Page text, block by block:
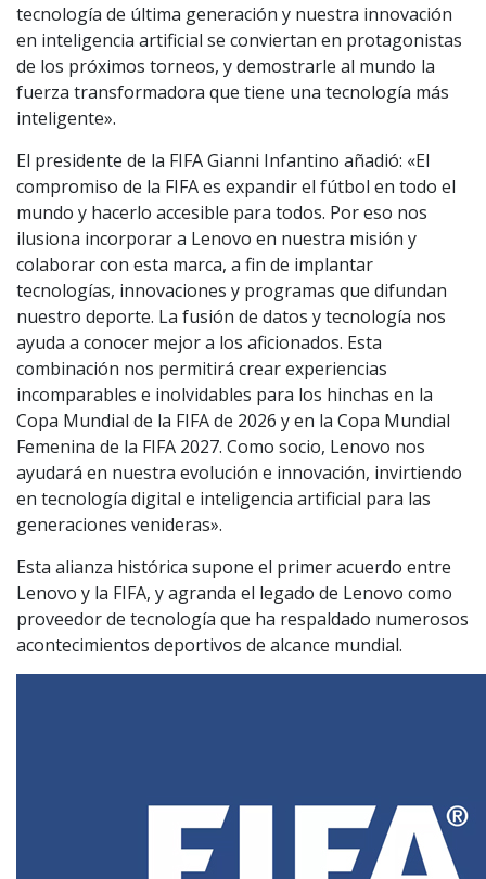
tecnología de última generación y nuestra innovación
en inteligencia artificial se conviertan en protagonistas
de los próximos torneos, y demostrarle al mundo la
fuerza transformadora que tiene una tecnología más
inteligente».
El presidente de la FIFA Gianni Infantino añadió: «El
compromiso de la FIFA es expandir el fútbol en todo el
mundo y hacerlo accesible para todos. Por eso nos
ilusiona incorporar a Lenovo en nuestra misión y
colaborar con esta marca, a fin de implantar
tecnologías, innovaciones y programas que difundan
nuestro deporte. La fusión de datos y tecnología nos
ayuda a conocer mejor a los aficionados. Esta
combinación nos permitirá crear experiencias
incomparables e inolvidables para los hinchas en la
Copa Mundial de la FIFA de 2026 y en la Copa Mundial
Femenina de la FIFA 2027. Como socio, Lenovo nos
ayudará en nuestra evolución e innovación, invirtiendo
en tecnología digital e inteligencia artificial para las
generaciones venideras».
Esta alianza histórica supone el primer acuerdo entre
Lenovo y la FIFA, y agranda el legado de Lenovo como
proveedor de tecnología que ha respaldado numerosos
acontecimientos deportivos de alcance mundial.